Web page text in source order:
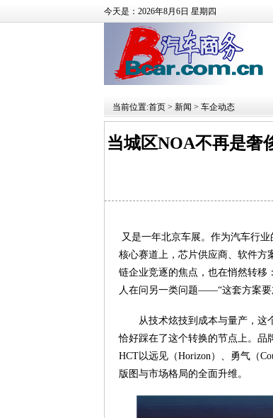
今天是：2026年8月6日 星期四
当前位置:首页 > 新闻 > 车企动态
当城区NOA不再是奢
又是一年北京车展。作为汽车行
核心赛道上，芯片供应商、软件方
链企业竞逐的焦点，也在悄然转移
人在问另一类问题——“这套方案要
从技术炫技到成本与量产，这
恰好踩在了这个转换的节点上。品
HCT以远见（Horizon）、勇气（
版图与市场格局的全面升维。